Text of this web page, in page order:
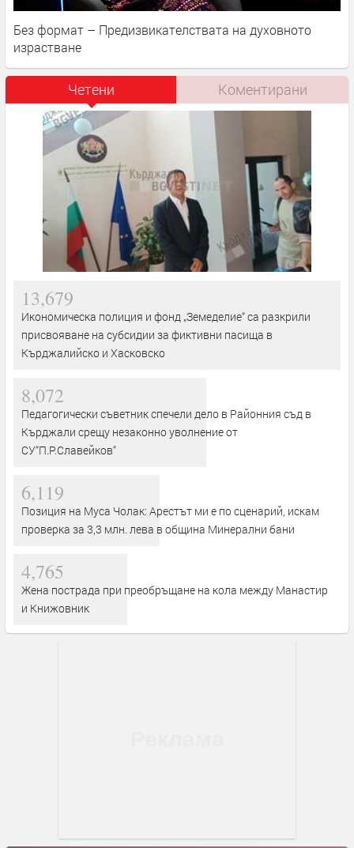
Без формат – Предизвикателствата на духовното
израстване
Четени Коментирани
13,679
Икономическа полиция и фонд „Земеделие“ са разкрили
присвояване на субсидии за фиктивни пасища в
Кърджалийско и Хасковско
8,072
Педагогически съветник спечели дело в Районния съд в
Кърджали срещу незаконно уволнение от
СУ“П.Р.Славейков“
6,119
Позиция на Муса Чолак: Арестът ми е по сценарий, искам
проверка за 3,3 млн. лева в община Минерални бани
4,765
Жена пострада при преобръщане на кола между Манастир
и Книжовник